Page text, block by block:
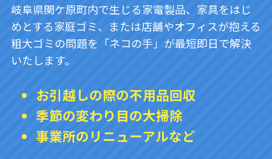
岐阜県関ケ原町内で生じる家電製品、家具をはじ
めとする家庭ゴミ、または店舗やオフィスが抱える
粗大ゴミの問題を「ネコの手」が最短即日で解決
いたします。
お引越しの際の不用品回収
季節の変わり目の大掃除
事業所のリニューアルなど